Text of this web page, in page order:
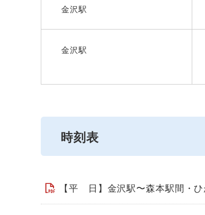
金沢駅
金沢駅
時刻表
【平 日】金沢駅〜森本駅間・